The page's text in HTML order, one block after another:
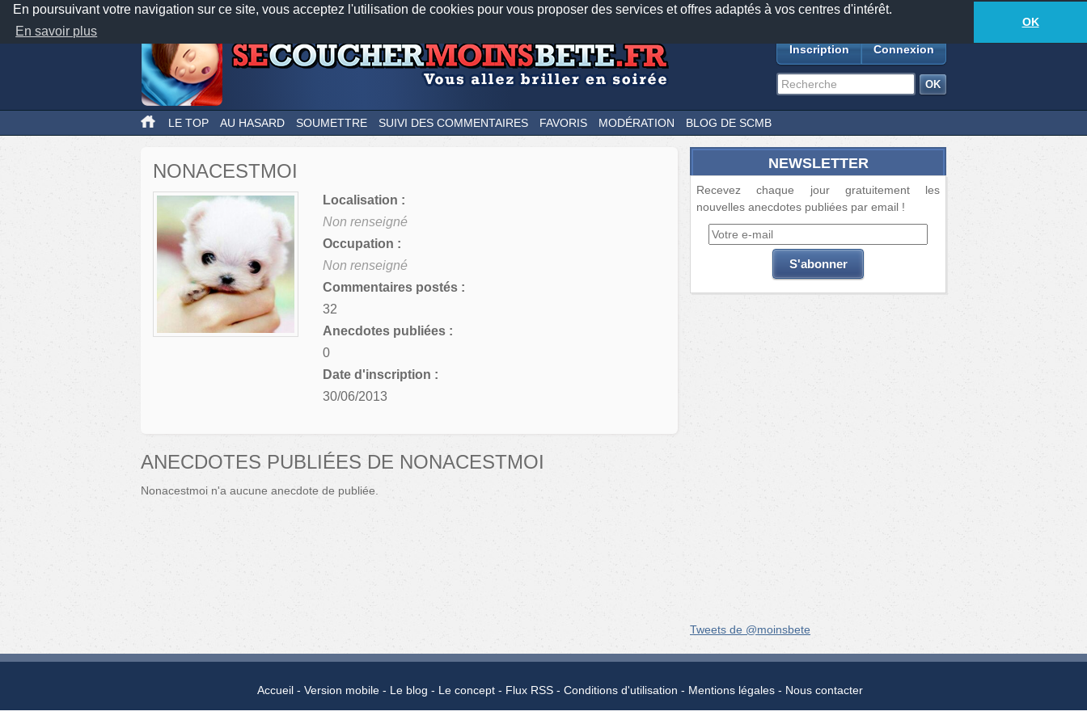
En poursuivant votre navigation sur ce site, vous acceptez l'utilisation de cookies pour vous proposer des services et offres adaptés à vos centres d'intérêt.
En savoir plus
OK
Nos applications mobiles Newsletter Facebook
TwitterFeeds18877anecdotes-473lecteurs connectés
Inscription Connexion
LE TOP AU HASARD SOUMETTRE SUIVI DES COMMENTAIRES FAVORIS MODÉRATION BLOG DE SCMB
NONACESTMOI
Localisation :
Non renseigné
Occupation :
Non renseigné
Commentaires postés :
32
Anecdotes publiées :
0
Date d'inscription :
30/06/2013
ANECDOTES PUBLIÉES DE NONACESTMOI
Nonacestmoi n'a aucune anecdote de publiée.
NEWSLETTER
Recevez chaque jour gratuitement les
nouvelles anecdotes publiées par email !
Tweets de @moinsbete
Accueil Version mobile Le blog Le concept Flux RSS Conditions d'utilisation Mentions légales Nous contacter